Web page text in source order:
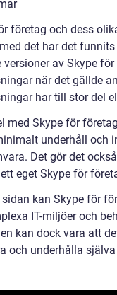
företag och dess
det har det
versioner av Skype
när det gällde
har till stor del
med Skype för
underhåll och
Det gör det
eget Skype för
kan Skype för
IT-miljöer och
kan dock vara att
och underhålla själva